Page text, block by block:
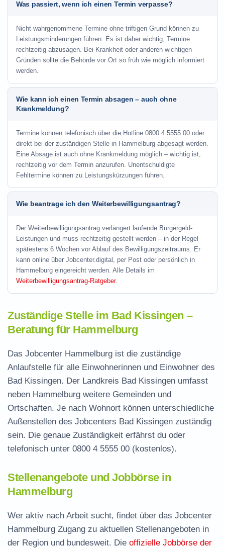
Was passiert, wenn ich einen Termin verpasse?
Nicht wahrgenommene Termine ohne triftigen Grund können zu
Leistungsminderungen führen. Es ist daher wichtig, Termine
rechtzeitig abzusagen. Bei Krankheit oder anderen wichtigen
Gründen sollte die Behörde vor Ort so früh wie möglich informiert
werden.
Wie kann ich einen Termin absagen – auch ohne
Krankmeldung?
Termine können telefonisch über die Hotline 0800 4 5555 00 oder
direkt bei der zuständigen Stelle in Hammelburg abgesagt werden.
Eine Absage ist auch ohne Krankmeldung möglich – wichtig ist,
rechtzeitig vor dem Termin anzurufen. Unentschuldigte
Fehltermine können zu Leistungskürzungen führen.
Wie beantrage ich den Weiterbewilligungsantrag?
Der Weiterbewilligungsantrag verlängert laufende Bürgergeld-
Leistungen und muss rechtzeitig gestellt werden – in der Regel
spätestens 6 Wochen vor Ablauf des Bewilligungszeitraums. Er
kann online über Jobcenter.digital, per Post oder persönlich in
Hammelburg eingereicht werden. Alle Details im
Weiterbewilligungsantrag-Ratgeber.
Zuständige Stelle im Bad Kissingen –
Beratung für Hammelburg
Das Jobcenter Hammelburg ist die zuständige
Anlaufstelle für alle Einwohnerinnen und Einwohner des
Bad Kissingen. Der Landkreis Bad Kissingen umfasst
neben Hammelburg weitere Gemeinden und
Ortschaften. Je nach Wohnort können unterschiedliche
Außenstellen des Jobcenters Bad Kissingen zuständig
sein. Die genaue Zuständigkeit erfährst du oder
telefonisch unter 0800 4 5555 00 (kostenlos).
Stellenangebote und Jobbörse in
Hammelburg
Wer aktiv nach Arbeit sucht, findet über das Jobcenter
Hammelburg Zugang zu aktuellen Stellenangeboten in
der Region und bundesweit. Die offizielle Jobbörse der